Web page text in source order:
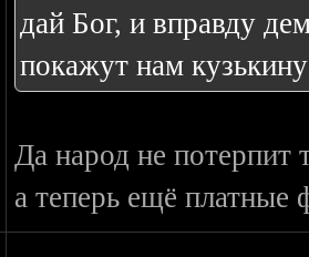
дай Бог, и вправду
покажут нам
Да народ не потерпит
а теперь ещё платные